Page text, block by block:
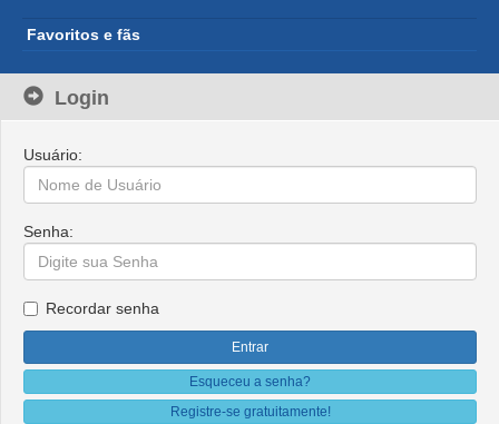
Favoritos e fãs
Login
Usuário:
Senha:
Recordar senha
Esqueceu a senha?
Registre-se gratuitamente!